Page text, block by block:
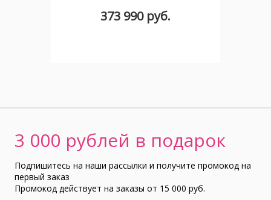
373 990 руб.
3 000 рублей в подарок
Подпишитесь на наши рассылки и получите промокод на
первый заказ
Промокод действует на заказы от 15 000 руб.